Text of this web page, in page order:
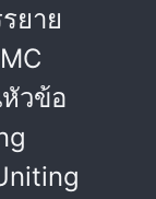
ยาย
วข้อ